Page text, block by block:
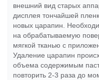
внешний вид старых
дисплея тончайшей
новых царапин.
на обрабатываемую
мягкой тканью с
Удаление царапин
объема содержимым
повторить 2-3 раза до